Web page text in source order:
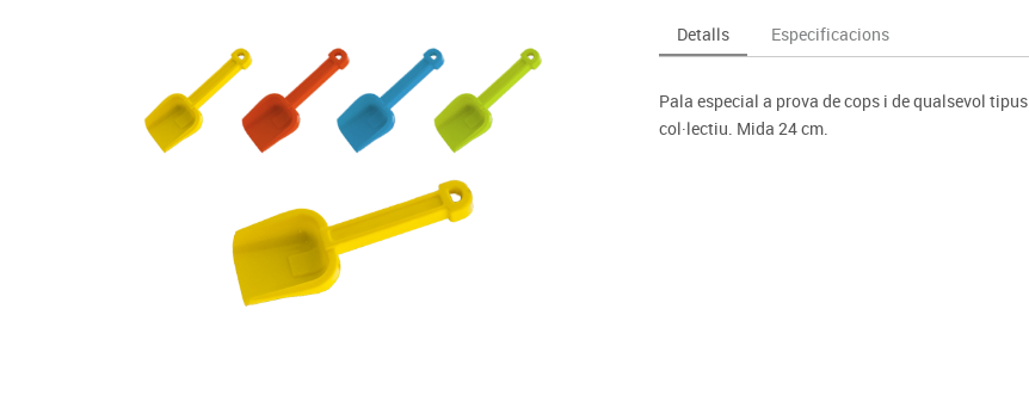
Plastificació, enquadernació i destrucció
Informàtica
Higiene
Dibuix tècnic i artístic
Espais exteriors
Psicomotricitat
Jocs simbòlics
Matemàtiques
Ciències
Monitors interactius
Videoprojecció
Taules escolars, abatibles i polivalents
Penjadors, prestatges i taquilles
Entrenament
Detalls Especificacions
Pala especial a prova de cops i de qualsevol
col·lectiu. Mida 24 cm.